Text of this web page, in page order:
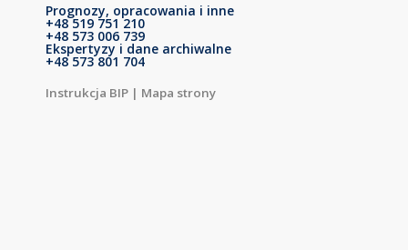
Prognozy, opracowania i inne
+48 519 751 210
+48 573 006 739
Ekspertyzy i dane archiwalne
+48 573 801 704
Instrukcja BIP | Mapa strony